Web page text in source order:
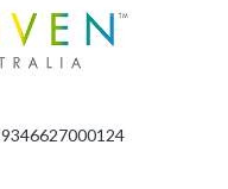
9346627000124